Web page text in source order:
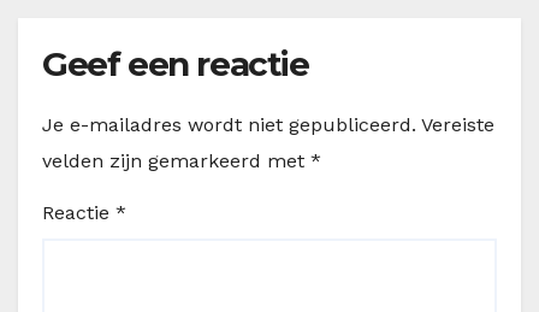
Geef een reactie
Je e-mailadres wordt niet gepubliceerd. Vereiste
velden zijn gemarkeerd met *
Reactie *